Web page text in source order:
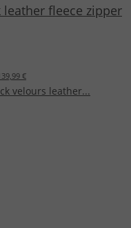
leather fleece zipper
€